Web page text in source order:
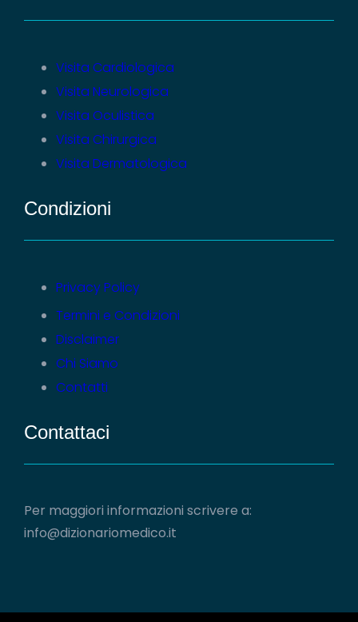
Visita Cardiologica
Visita Neurologica
Visita Oculistica
Visita Chirurgica
Visita Dermatologica
Condizioni
Privacy Policy
Termini e Condizioni
Disclaimer
Chi Siamo
Contatti
Contattaci
Per maggiori informazioni scrivere a:
info@dizionariomedico.it